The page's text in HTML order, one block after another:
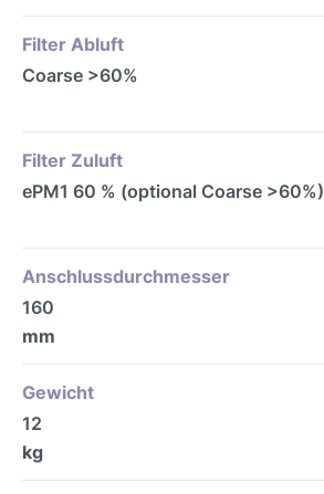
Filter Abluft
Coarse >60%
Filter Zuluft
ePM1 60 % (optional Coarse >60%)
Anschlussdurchmesser
160
mm
Gewicht
12
kg